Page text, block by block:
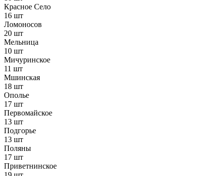
Красное Село
16 шт
Ломоносов
20 шт
Мельница
10 шт
Мичуринское
11 шт
Мшинская
18 шт
Ополье
17 шт
Первомайское
13 шт
Подгорье
13 шт
Поляны
17 шт
Приветнинское